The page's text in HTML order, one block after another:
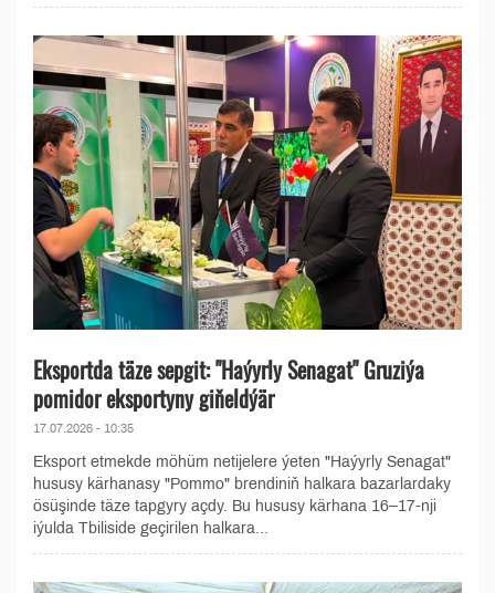
Eksportda täze sepgit: "Haýyrly Senagat" Gruziýa
pomidor eksportyny giňeldýär
17.07.2026 - 10:35
Eksport etmekde möhüm netijelere ýeten "Haýyrly Senagat"
hususy kärhanasy "Pommo" brendiniň halkara bazarlardaky
ösüşinde täze tapgyry açdy. Bu hususy kärhana 16–17-nji
iýulda Tbiliside geçirilen halkara...